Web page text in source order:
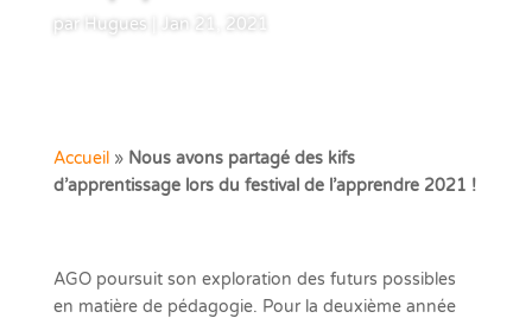
par Hugues Jan 21, 2021
Accueil» Nous avons partagé des kifs
d’apprentissage lors du festival de l’apprendre 2021 !
AGO poursuit son exploration des futurs possibles
en matière de pédagogie. Pour la deuxième année